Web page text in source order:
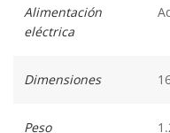
Alimentación
eléctrica
Dimensiones
Peso